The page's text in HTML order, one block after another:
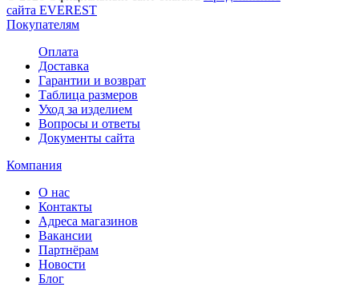
сайта EVEREST
Покупателям
Оплата
Доставка
Гарантии и возврат
Таблица размеров
Уход за изделием
Вопросы и ответы
Документы сайта
Компания
О нас
Контакты
Адреса магазинов
Вакансии
Партнёрам
Новости
Блог